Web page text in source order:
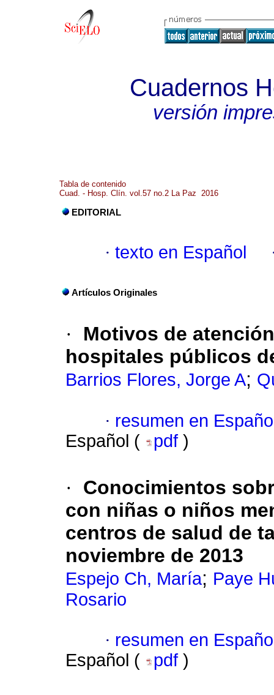
Cuadernos
versión
Tabla de contenido
Cuad. - Hosp. Clín. vol.57 no.2 La Paz 2016
EDITORIAL
· texto en Español
Artículos Originales
·
Motivos de
hospitales públicos
Barrios Flores, Jorge A;
· resumen en
Español (
pdf )
·
Conocimientos
con niñas o niños
centros de salud de
noviembre de 2013
Espejo Ch, María; Paye
Rosario
· resumen en
Español (
pdf )